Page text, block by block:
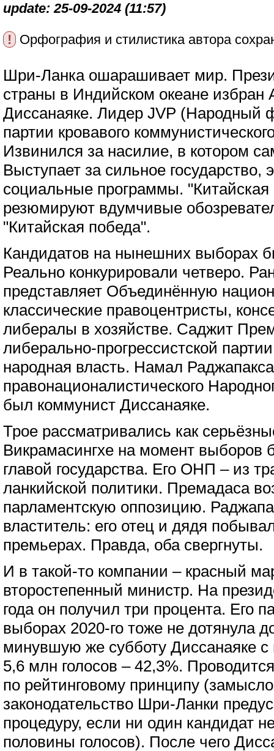
update: 25-09-2024 (11:57)
! Орфография и стилистика автора
Шри-Ланка ошарашивает мир.
страны в Индийском океане избран
Диссанаяке. Лидер JVP (Народный
партии кровавого
Извинился за насилие, в котором
Выступает за сильное государство,
социальные программы. "Китайская
резюмируют вдумчивые
"Китайская победа".
Кандидатов на нынешних выборах
Реально конкурировали четверо.
представляет Объединённую
классические правоцентристы,
либералы в хозяйстве. Саджит
либерально-прогрессистской
народная власть. Намал
правонационалистического
был коммунист Диссанаяке.
Трое рассматривались как
Викрамасингхе на момент
главой государства. Его ОНП – из
ланкийской политики. Премадаса
парламентскую оппозицию.
властитель: его отец и дядя
премьерах. Правда, оба свергнуты.
И в такой-то компании – красный
второстепенный министр. На
года он получил три процента. Его
выборах 2020-го тоже не дотянула
минувшую же субботу Диссанаяке с
5,6 млн голосов – 42,3%.
по рейтинговому принципу
законодательство Шри-Ланки
процедуру, если ни один кандидат
половины голосов). После чего